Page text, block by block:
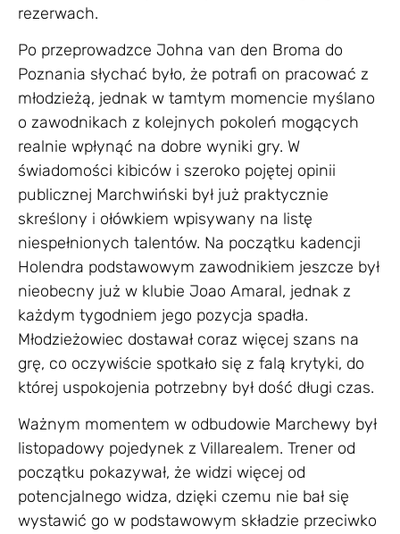
rezerwach.
Po przeprowadzce Johna van den Broma do
Poznania słychać było, że potrafi on pracować z
młodzieżą, jednak w tamtym momencie myślano
o zawodnikach z kolejnych pokoleń mogących
realnie wpłynąć na dobre wyniki gry. W
świadomości kibiców i szeroko pojętej opinii
publicznej Marchwiński był już praktycznie
skreślony i ołówkiem wpisywany na listę
niespełnionych talentów. Na początku kadencji
Holendra podstawowym zawodnikiem jeszcze był
nieobecny już w klubie Joao Amaral, jednak z
każdym tygodniem jego pozycja spadła.
Młodzieżowiec dostawał coraz więcej szans na
grę, co oczywiście spotkało się z falą krytyki, do
której uspokojenia potrzebny był dość długi czas.
Ważnym momentem w odbudowie Marchewy był
listopadowy pojedynek z Villarealem. Trener od
początku pokazywał, że widzi więcej od
potencjalnego widza, dzięki czemu nie bał się
wystawić go w podstawowym składzie przeciwko